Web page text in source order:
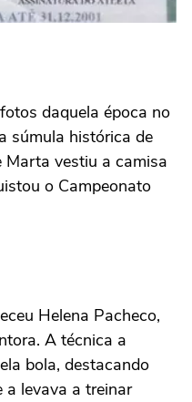
daquela época no
súmula histórica de
Marta vestiu a camisa
o Campeonato
Helena Pacheco,
A técnica a
bola, destacando
a levava a treinar